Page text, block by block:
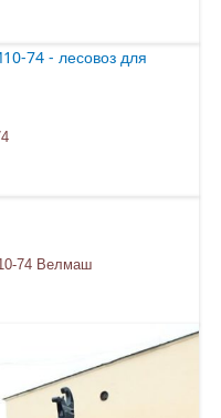
74 Велмаш